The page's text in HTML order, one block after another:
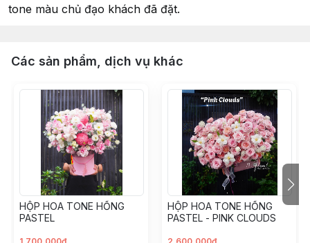
tone màu chủ đạo khách đã đặt.
Các sản phẩm, dịch vụ khác
HỘP HOA TONE HỒNG
PASTEL
HỘP HOA TONE HỒNG
PASTEL - PINK CLOUDS